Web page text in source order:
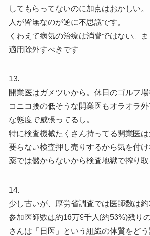
してもらってないのに加点はおかしい
人が皆無なのが逆に不思議です。
くわえて病気の治療は消費ではない。
適用除外すべきです
13.
開業医はガメツいから。休日のゴルフ
コニコ腰の低そうな開業医もオラオラ
な態度で威張ってるし。
特に検査機械たくさん持ってる開業医
要らない検査押し売りするから気を付
薬では儲からないから検査地獄で搾り取
14.
少し古いが、厚労省調査では医師数は
参加医師数は約16万9千人(約53%)残り
さんは「日医」という組織の体質をど